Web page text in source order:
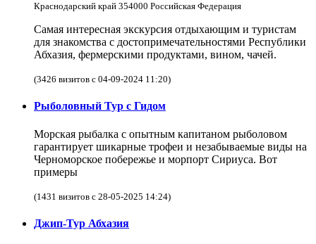
Краснодарский край 354000 Российская Федерация
Самая интересная экскурсия отдыхающим и туристам
для знакомства с достопримечательностями Республики
Абхазия, фермерскими продуктами, вином, чачей.
(3426 визитов с 04-09-2024 11:20)
Рыболовный Тур с Гидом
Морская рыбалка с опытным капитаном рыболовом
гарантирует шикарные трофеи и незабываемые виды на
Черноморское побережье и морпорт Сириуса. Вот
примеры
(1431 визитов с 28-05-2025 14:24)
Джип-Тур Абхазия